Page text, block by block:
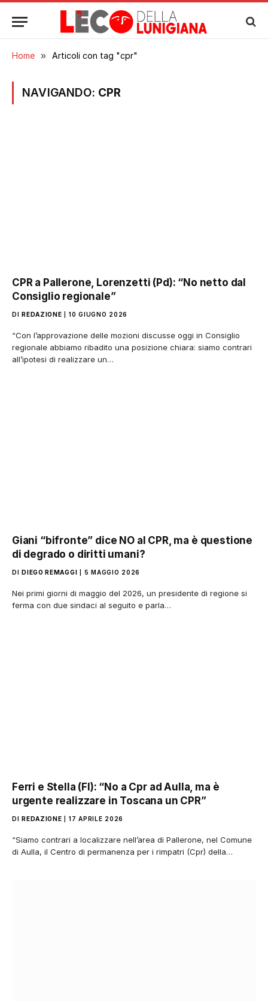
Home » Articoli con tag "cpr"
NAVIGANDO: CPR
CPR a Pallerone, Lorenzetti (Pd): “No netto dal
Consiglio regionale”
DI REDAZIONE 10 GIUGNO 2026
“Con l’approvazione delle mozioni discusse oggi in Consiglio
regionale abbiamo ribadito una posizione chiara: siamo contrari
all’ipotesi di realizzare un…
Giani “bifronte” dice NO al CPR, ma è questione
di degrado o diritti umani?
DI DIEGO REMAGGI 5 MAGGIO 2026
Nei primi giorni di maggio del 2026, un presidente di regione si
ferma con due sindaci al seguito e parla…
Ferri e Stella (FI): “No a Cpr ad Aulla, ma è
urgente realizzare in Toscana un CPR”
DI REDAZIONE 17 APRILE 2026
“Siamo contrari a localizzare nell’area di Pallerone, nel Comune
di Aulla, il Centro di permanenza per i rimpatri (Cpr) della…